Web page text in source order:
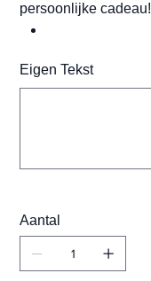
persoonlijke cadeau!
Eigen Tekst
Aantal